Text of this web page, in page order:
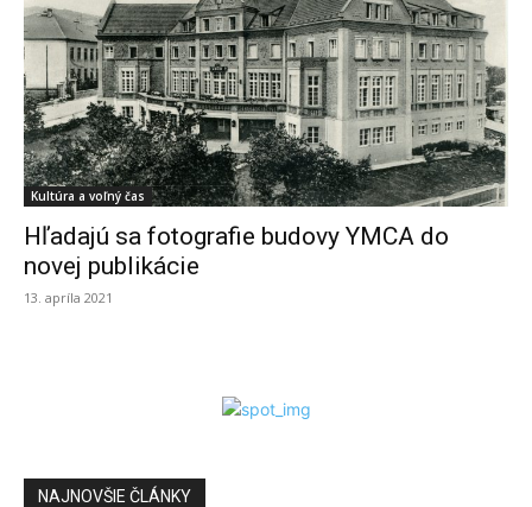
Kultúra a voľný čas
Hľadajú sa fotografie budovy YMCA do
novej publikácie
13. apríla 2021
NAJNOVŠIE ČLÁNKY